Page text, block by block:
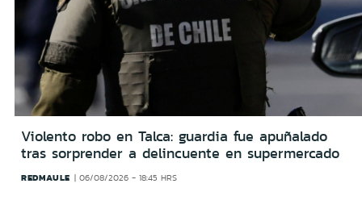
Violento robo en Talca: guardia fue apuñalado
tras sorprender a delincuente en supermercado
REDMAULE 06/08/2026 - 18:45 HRS